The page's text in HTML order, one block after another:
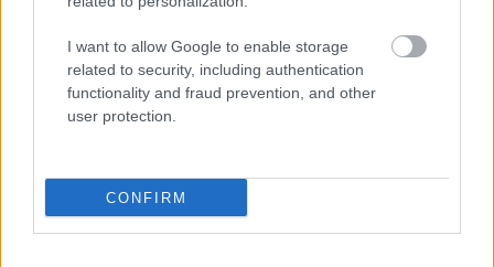
I want to allow Google to enable storage
related to security, including authentication
functionality and fraud prevention, and other
user protection.
CONFIRM
Nem tudni, hogy a Red Bull mennyire vette
komolyan fontolóra Verstappen javaslatát,
viszont vasárnap, pár órával a futam előtt
véglegessé vált, hogy a holland marad a rajtrács
csapat nem végez el nagyobb változásokat az
autón.